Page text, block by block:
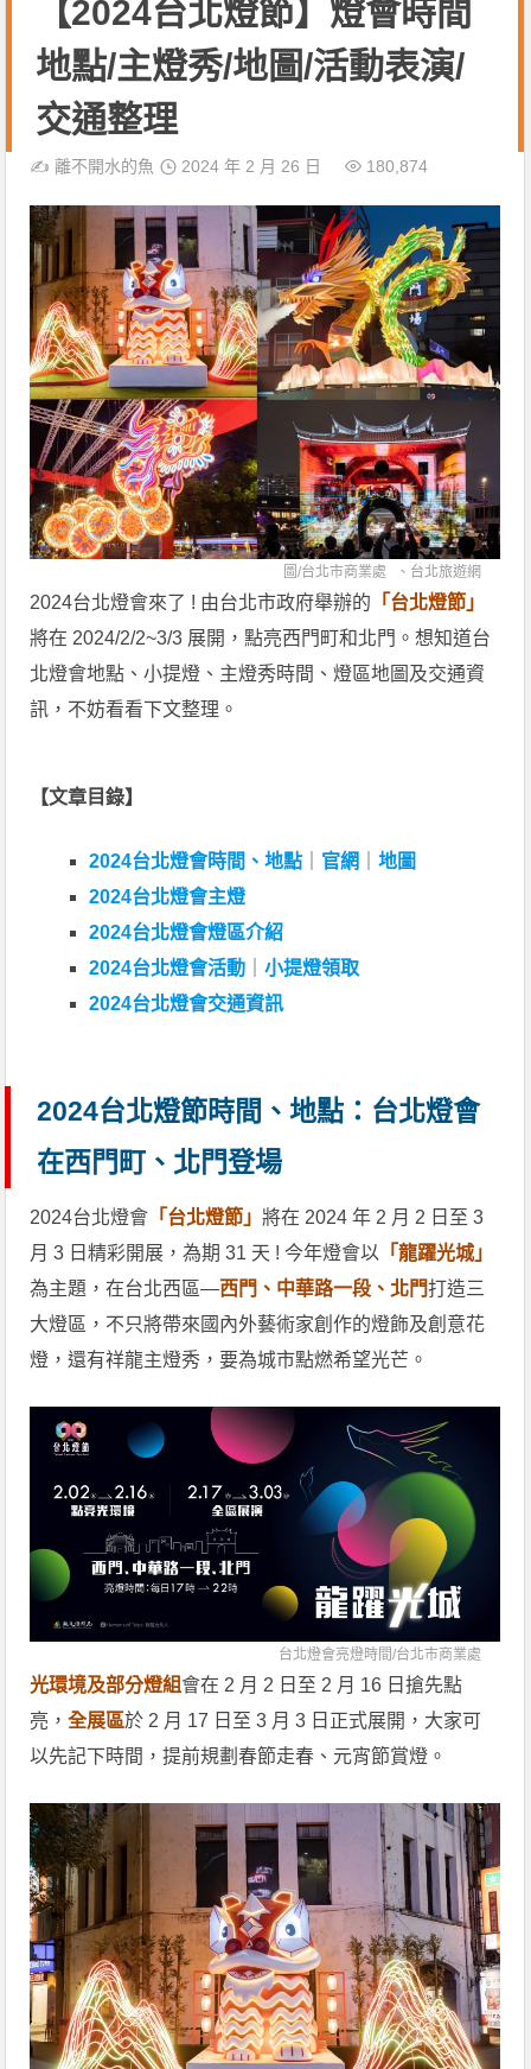
【2024台北燈節】燈會時間
地點/主燈秀/地圖/活動表演/
交通整理
✍️離不開水的魚 2024 年 2 月 26 日 180,874
圖/台北市商業處 、 台北旅遊網
2024台北燈會來了 ! 由台北市政府舉辦的 「台北燈節」
將在 2024/2/2~3/3 展開，點亮西門町和北門。想知道台
北燈會地點、小提燈、主燈秀時間、燈區地圖及交通資
訊，不妨看看下文整理。
【文章目錄】
2024台北燈會時間、地點 官網 ｜地圖
2024台北燈會主燈
2024台北燈會燈區介紹
2024台北燈會活動 ｜小提燈領取
2024台北燈會交通資訊
2024台北燈節時間、地點：台北燈會
在西門町、北門登場
2024台北燈會 「台北燈節」將在 2024 年 2 月 2 日至 3
月 3 日精彩開展，為期 31 天 ! 今年燈會以 「龍躍光城」
為主題，在台北西區—西門、中華路一段、北門打造三
大燈區，不只將帶來國內外藝術家創作的燈飾及創意花
燈，還有祥龍主燈秀，要為城市點燃希望光芒。
台北燈會亮燈時間/台北市商業處
光環境及部分燈組會在 2 月 2 日至 2 月 16 日搶先點
亮，全展區於 2 月 17 日至 3 月 3 日正式展開，大家可
以先記下時間，提前規劃春節走春、元宵節賞燈。